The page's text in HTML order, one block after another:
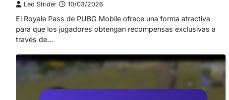
Leo Strider 10/03/2026
El Royale Pass de PUBG Mobile ofrece una forma atractiva
para que los jugadores obtengan recompensas exclusivas a
través de…